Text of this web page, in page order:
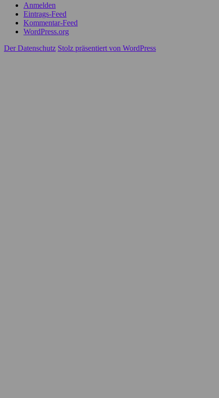
Anmelden
Eintrags-Feed
Kommentar-Feed
WordPress.org
Der Datenschutz Stolz präsentiert von WordPress